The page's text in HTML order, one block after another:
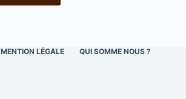
MENTION LÉGALE QUI SOMME NOUS ?